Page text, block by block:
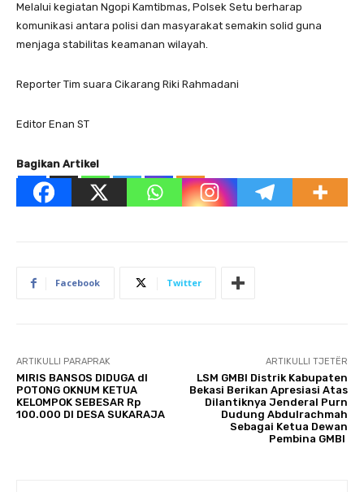
Melalui kegiatan Ngopi Kamtibmas, Polsek Setu berharap
komunikasi antara polisi dan masyarakat semakin solid guna
menjaga stabilitas keamanan wilayah.
Reporter Tim suara Cikarang Riki Rahmadani
Editor Enan ST
Bagikan Artikel
Facebook Twitter
ARTIKULLI PARAPRAK
MIRIS BANSOS DIDUGA dI
POTONG OKNUM KETUA
KELOMPOK SEBESAR Rp
100.000 DI DESA SUKARAJA
ARTIKULLI TJETËR
LSM GMBI Distrik Kabupaten
Bekasi Berikan Apresiasi Atas
Dilantiknya Jenderal Purn
Dudung Abdulrachmah
Sebagai Ketua Dewan
Pembina GMBI